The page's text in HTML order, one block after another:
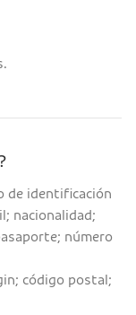
de identificación
nacionalidad;
número
código postal;